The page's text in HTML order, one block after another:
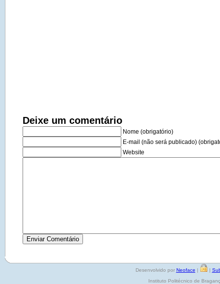
Deixe um comentário
Nome (obrigatório)
E-mail (não será publicado)
Website
Desenvolvido por Neoface | |
Instituto Politécnico de